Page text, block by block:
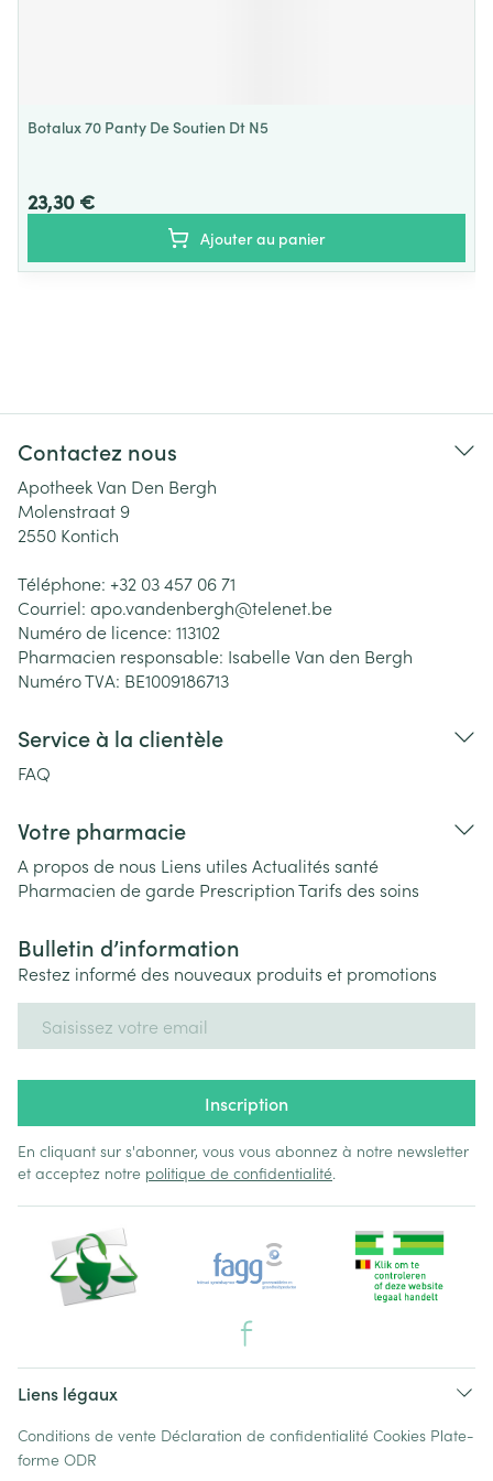
Botalux 70 Panty De Soutien Dt N5
23,30 €
Ajouter au panier
Contactez nous
Apotheek Van Den Bergh
Molenstraat 9
2550 Kontich
Téléphone: +32 03 457 06 71
Courriel: apo.vandenbergh@telenet.be
Numéro de licence: 113102
Pharmacien responsable: Isabelle Van den Bergh
Numéro TVA: BE1009186713
Service à la clientèle
FAQ
Votre pharmacie
A propos de nous Liens utiles Actualités santé
Pharmacien de garde PrescriptionTarifs des soins
Bulletin d’information
Restez informé des nouveaux produits et promotions
Inscription
En cliquant sur s'abonner, vous vous abonnez à notre newsletter
et acceptez notre politique de confidentialité.
Liens légaux
Conditions de vente Déclaration de confidentialité Cookies Plate-
forme ODR